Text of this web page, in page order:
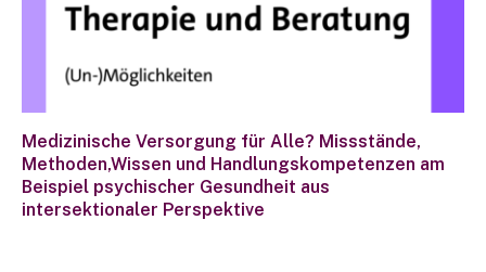
Medizinische Versorgung für Alle? Missstände,
Methoden,Wissen und Handlungskompetenzen am
Beispiel psychischer Gesundheit aus
intersektionaler Perspektive